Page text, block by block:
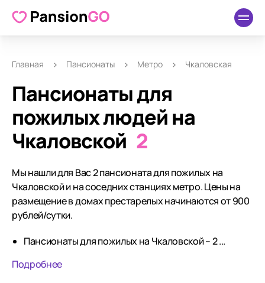
Главная Пансионаты Метро Чкаловская
Пансионаты для
пожилых людей на
Чкаловской 2
Мы нашли для Вас 2 пансионата для пожилых на
Чкаловской и на соседних станциях метро. Цены на
размещение в домах престарелых начинаются от 900
рублей/сутки.
Пансионаты для пожилых на Чкаловской – 2 ...
Подробнее